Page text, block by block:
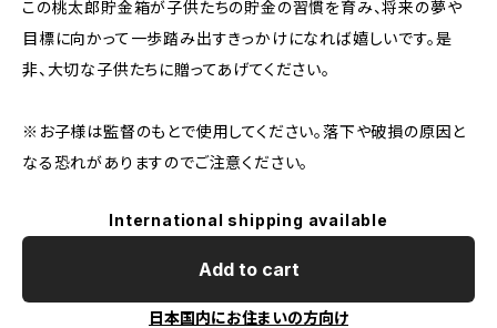
この桃太郎貯金箱が子供たちの貯金の習慣を育み、将来の夢や
目標に向かって一歩踏み出すきっかけになれば嬉しいです。是
非、大切な子供たちに贈ってあげてください。
※お子様は監督のもとで使用してください。落下や破損の原因と
なる恐れがありますのでご注意ください。
International shipping available
Add to cart
日本国内にお住まいの方向け